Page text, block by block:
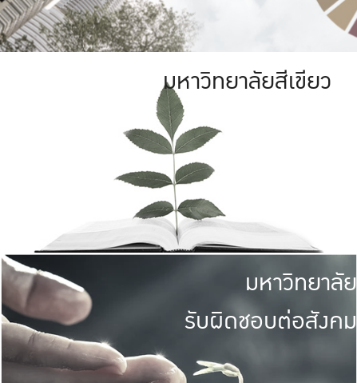
มหาวิทยาลัยสีเขียว
มหาวิทยาลัย
รับผิดชอบต่อสังคม